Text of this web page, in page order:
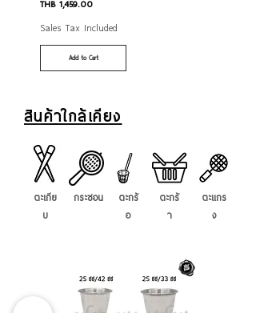
Price
THB 1,459.00
Sales Tax Included
Add to Cart
สินค้าใกล้เคียง
ตะเกีย
บ
กระชอน
ตะกร้
อ
ตะกร้
า
ตะแกร
ง